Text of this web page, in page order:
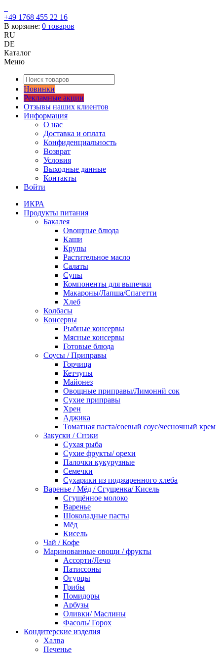
+49 1768 455 22 16
В корзине: 0 товаров
RU
DE
Каталог
Меню
Новинки
Рекламные акции
Отзывы наших клиентов
Информация
О нас
Доставка и оплата
Конфиденциальность
Возврат
Условия
Выходные данные
Контакты
Войти
ИКРА
Продукты питания
Бакалея
Овощные блюда
Каши
Крупы
Растительное масло
Салаты
Супы
Компоненты для выпечки
Макароны/Лапша/Спагетти
Хлеб
Колбасы
Консервы
Рыбные консервы
Мясные консервы
Готовые блюда
Соусы / Приправы
Горчица
Кетчупы
Майонез
Овощные приправы/Лимоннй сок
Сухие приправы
Хрен
Аджика
Томатная паста/соевый соус/чесночный крем
Закуски / Снэки
Сухая рыба
Сухие фрукты/ орехи
Палочки кукурузные
Семечки
Сухарики из поджаренного хлеба
Варенье / Мёд / Сгущенка/ Кисель
Сгущённое молоко
Варенье
Шоколадные пасты
Мёд
Кисель
Чай / Кофе
Маринованные овощи / фрукты
Ассорти/Лечо
Патиссоны
Огурцы
Грибы
Помидоры
Арбузы
Оливки/ Маслины
Фасоль/ Горох
Кондитерские изделия
Халва
Печенье